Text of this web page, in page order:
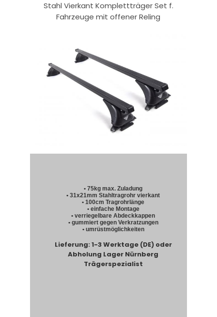
Stahl Vierkant Komplettträger Set f.
Fahrzeuge mit offener Reling
• 75kg max. Zuladung
• 31x21mm Stahltragrohr vierkant
• 100cm Tragrohrlänge
• einfache Montage
• verriegelbare Abdeckkappen
• gummiert gegen Verkratzungen
• umrüstmöglichkeiten
Lieferung: 1-3 Werktage (DE) oder
Abholung Lager Nürnberg
Trägerspezialist